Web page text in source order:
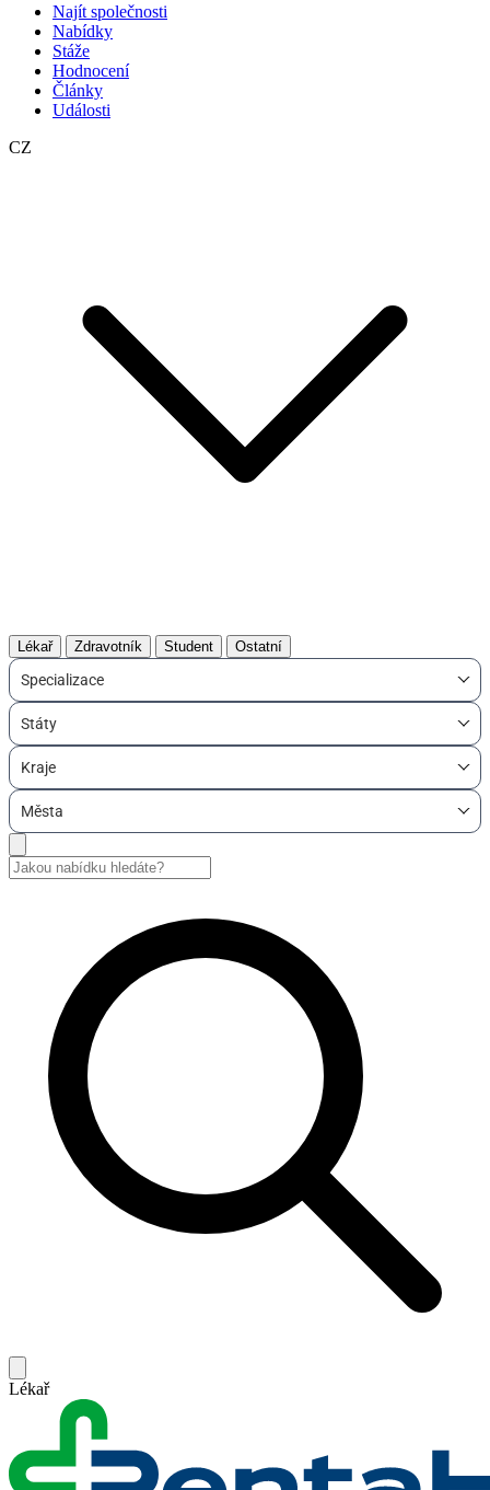
Najít společnosti
Nabídky
Stáže
Hodnocení
Články
Události
CZ
Lékař Zdravotník Student Ostatní
Specializace
Státy
Kraje
Města
Lékař